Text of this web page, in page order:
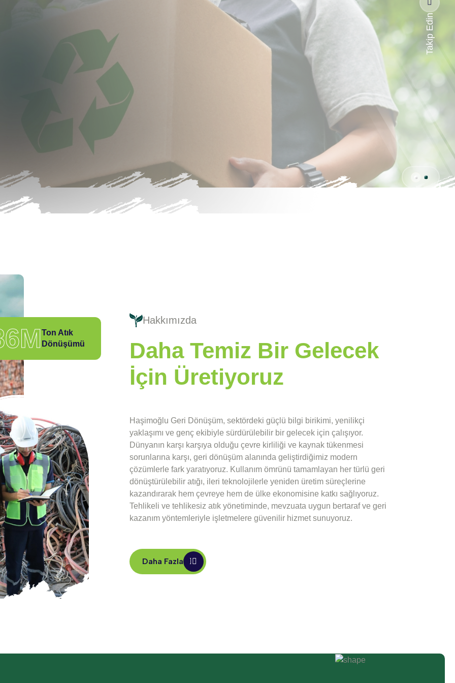
malzemeleri
geri kazanım süreçleriyle
Takip Edin
MTon Atık
Dönüşümü
Hakkımızda
Daha Temiz Bir Gelecek
İçin Üretiyoruz
Haşimoğlu Geri Dönüşüm, sektördeki güçlü bilgi birikimi, yenilikçi
yaklaşımı ve genç ekibiyle sürdürülebilir bir gelecek için çalışıyor.
Dünyanın karşı karşıya olduğu çevre kirliliği ve kaynak tükenmesi
sorunlarına karşı, geri dönüşüm alanında geliştirdiğimiz modern
çözümlerle fark yaratıyoruz. Kullanım ömrünü tamamlayan her türlü geri
dönüştürülebilir atığı, ileri teknolojilerle yeniden üretim süreçlerine
kazandırarak hem çevreye hem de ülke ekonomisine katkı sağlıyoruz.
Tehlikeli ve tehlikesiz atık yönetiminde, mevzuata uygun bertaraf ve geri
kazanım yöntemleriyle işletmelere güvenilir hizmet sunuyoruz.
Daha Fazla